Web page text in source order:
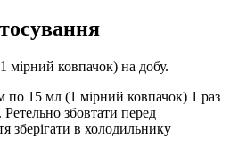
мірний ковпачок) на добу.
по 15 мл (1 мірний ковпачок) 1 раз
збовтати перед
зберігати в холодильнику